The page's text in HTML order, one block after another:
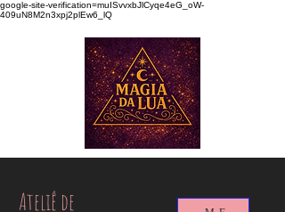
google-site-verification=muISvvxbJlCyqe4eG_oW-
409uN8M2n3xpj2plEw6_lQ
Ateliê de